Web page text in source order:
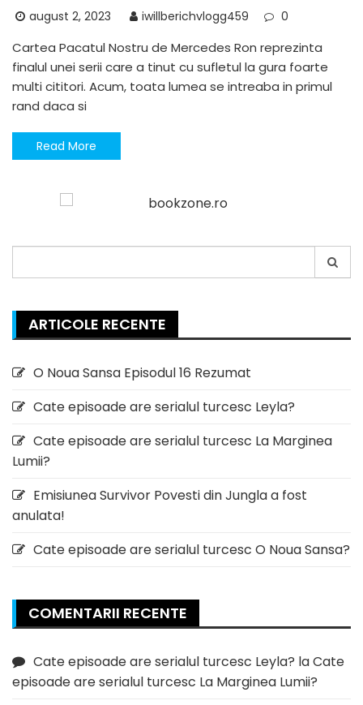
august 2, 2023 iwillberichvlogg459 0
Cartea Pacatul Nostru de Mercedes Ron reprezinta
finalul unei serii care a tinut cu sufletul la gura foarte
multi cititori. Acum, toata lumea se intreaba in primul
rand daca si
Read More
for:
ARTICOLE RECENTE
O Noua Sansa Episodul 16 Rezumat
Cate episoade are serialul turcesc Leyla?
Cate episoade are serialul turcesc La Marginea
Lumii?
Emisiunea Survivor Povesti din Jungla a fost
anulata!
Cate episoade are serialul turcesc O Noua Sansa?
COMENTARII RECENTE
Cate episoade are serialul turcesc Leyla? laCate
episoade are serialul turcesc La Marginea Lumii?